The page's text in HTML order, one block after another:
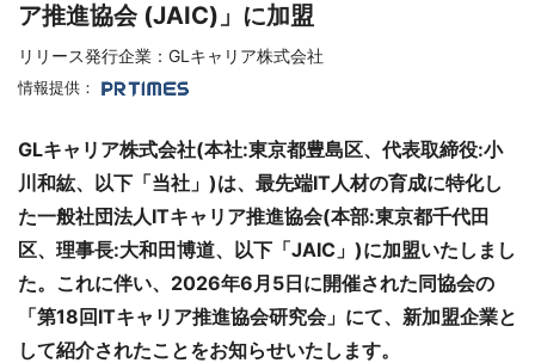
ア推進協会 (JAIC)」に加盟
リリース発行企業：GLキャリア株式会社
情報提供：
GLキャリア株式会社(本社:東京都豊島区、代表取締役:小
川和紘、以下「当社」)は、最先端IT人材の育成に特化し
た一般社団法人ITキャリア推進協会(本部:東京都千代田
区、理事長:大和田博道、以下「JAIC」)に加盟いたしまし
た。これに伴い、2026年6月5日に開催された同協会の
「第18回ITキャリア推進協会研究会」にて、新加盟企業と
して紹介されたことをお知らせいたします。